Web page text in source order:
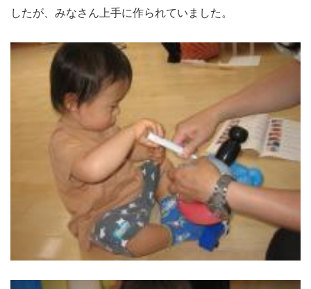
したが、みなさん上手に作られていました。